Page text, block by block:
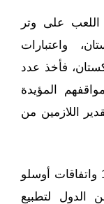
على وتر
واعتبارات
فأخذ عدد
المؤيدة
اللازمين من
ومن جهة أخرى فتح مؤتمر مدريد 1991 واتفاقات أوسلو
الدول لتطبيع